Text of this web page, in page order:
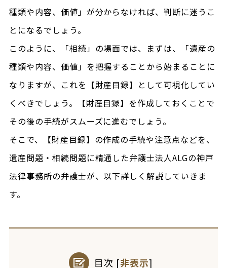
種類や内容、価値」が分からなければ、判断に迷うこ
とになるでしょう。
このように、「相続」の場面では、まずは、「遺産の
種類や内容、価値」を把握することから始まることに
なりますが、これを【財産目録】として可視化してい
くべきでしょう。【財産目録】を作成しておくことで
その後の手続がスムーズに進むでしょう。
そこで、【財産目録】の作成の手続や注意点などを、
遺産問題・相続問題に精通した弁護士法人ALGの神戸
法律事務所の弁護士が、以下詳しく解説していきま
す。
目次 [非表示]